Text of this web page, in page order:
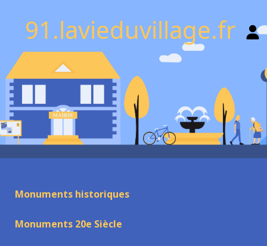
91.lavieduvillage.fr
Monuments historiques
Monuments 20e Siècle